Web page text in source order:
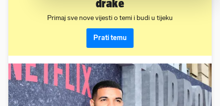
drake
Primaj sve nove vijesti o temi i budi u tijeku
Prati temu